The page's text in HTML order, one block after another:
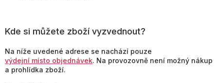
Kde si můžete zboží vyzvednout?
Na níže uvedené adrese se nachází pouze
výdejní místo objednávek. Na provozovně není možný nákup
a prohlídka zboží.